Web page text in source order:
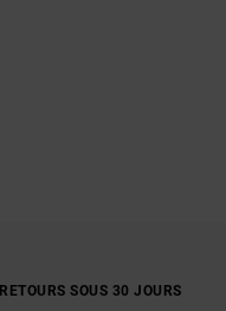
RETOURS SOUS 30 JOURS